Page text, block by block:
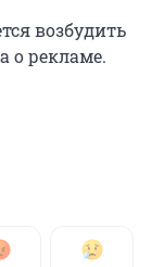
возбудить
о рекламе.